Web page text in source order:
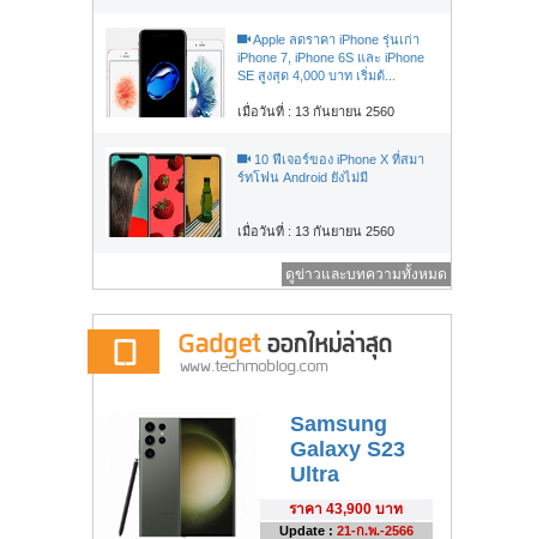
Apple ลดราคา iPhone รุ่นเก่า
iPhone 7, iPhone 6S และ iPhone
SE สูงสุด 4,000 บาท เริ่มต้...
เมื่อวันที่ : 13 กันยายน 2560
10 ฟีเจอร์ของ iPhone X ที่สมา
ร์ทโฟน Android ยังไม่มี
เมื่อวันที่ : 13 กันยายน 2560
ดูข่าวและบทความทั้งหมด
Samsung
Galaxy S23
Ultra
ราคา 43,900 บาท
Update : 21-ก.พ.-2566